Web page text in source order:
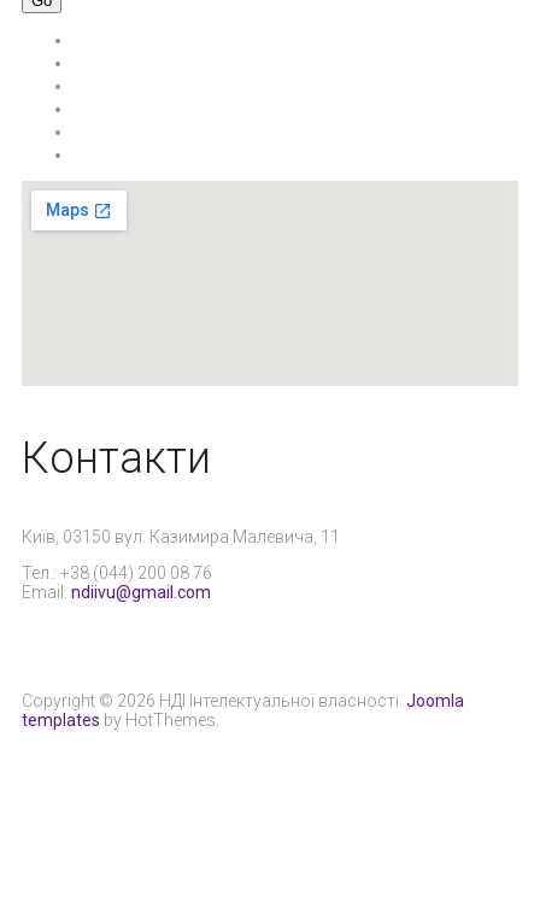
Контакти
Київ, 03150 вул. Казимира Малевича, 11
Тел.: +38 (044) 200 08 76
Email: ndiivu@gmail.com
Copyright © 2026 НДІ Інтелектуальної власності. Joomla
templates by HotThemes.